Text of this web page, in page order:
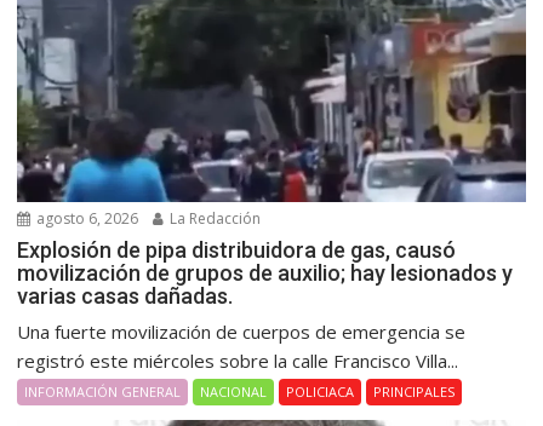
agosto 6, 2026 La Redacción
Explosión de pipa distribuidora de gas, causó
movilización de grupos de auxilio; hay lesionados y
varias casas dañadas.
Una fuerte movilización de cuerpos de emergencia se
registró este miércoles sobre la calle Francisco Villa...
INFORMACIÓN GENERAL NACIONAL POLICIACA PRINCIPALES